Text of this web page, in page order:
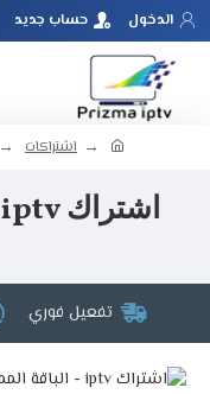
الدخول حساب جديد
اشتراكات
تفعيل فوري